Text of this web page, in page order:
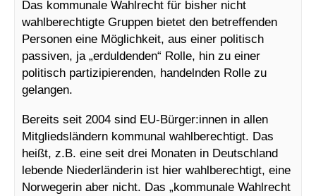
Das kommunale Wahlrecht für bisher nicht
wahlberechtigte Gruppen bietet den betreffenden
Personen eine Möglichkeit, aus einer politisch
passiven, ja „erduldenden“ Rolle, hin zu einer
politisch partizipierenden, handelnden Rolle zu
gelangen.
Bereits seit 2004 sind EU-Bürger:innen in allen
Mitgliedsländern kommunal wahlberechtigt. Das
heißt, z.B. eine seit drei Monaten in Deutschland
lebende Niederländerin ist hier wahlberechtigt, eine
Norwegerin aber nicht. Das „kommunale Wahlrecht